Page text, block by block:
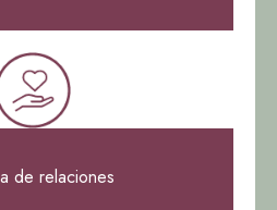
de relaciones